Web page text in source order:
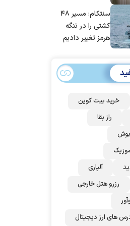
مردم ایران استسنتکام: مسیر ۴۸
کشتی را در تنگه
هرمز تغییر دادیم
خرید بیت کوین
راز بقا
بوش
آلپاری
رزرو هتل خارجی
های ارز دیجیتال